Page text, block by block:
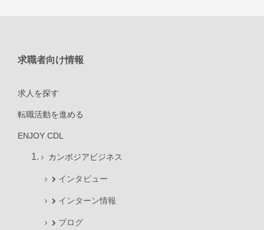
求職者向け情報
求人を探す
転職活動を進める
ENJOY CDL
カンボジアビジネス
インタビュー
インターン情報
ブログ